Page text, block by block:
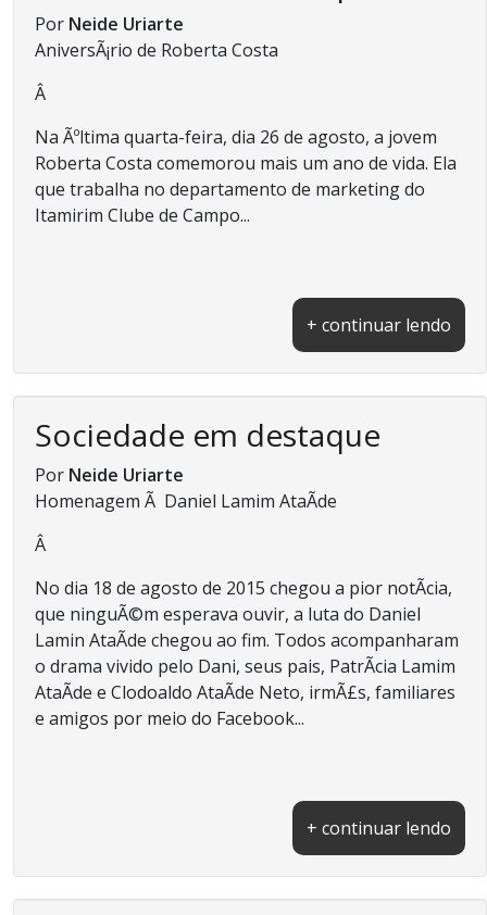
Por Neide Uriarte
AniversÃ¡rio de Roberta Costa
Â
Na Ãºltima quarta-feira, dia 26 de agosto, a jovem
Roberta Costa comemorou mais um ano de vida. Ela
que trabalha no departamento de marketing do
Itamirim Clube de Campo...
+ continuar lendo
Sociedade em destaque
Por Neide Uriarte
Homenagem Ã Daniel Lamim AtaÃ­de
Â
No dia 18 de agosto de 2015 chegou a pior notÃ­cia,
que ninguÃ©m esperava ouvir, a luta do Daniel
Lamin AtaÃ­de chegou ao fim. Todos acompanharam
o drama vivido pelo Dani, seus pais, PatrÃ­cia Lamim
AtaÃ­de e Clodoaldo AtaÃ­de Neto, irmÃ£s, familiares
e amigos por meio do Facebook...
+ continuar lendo